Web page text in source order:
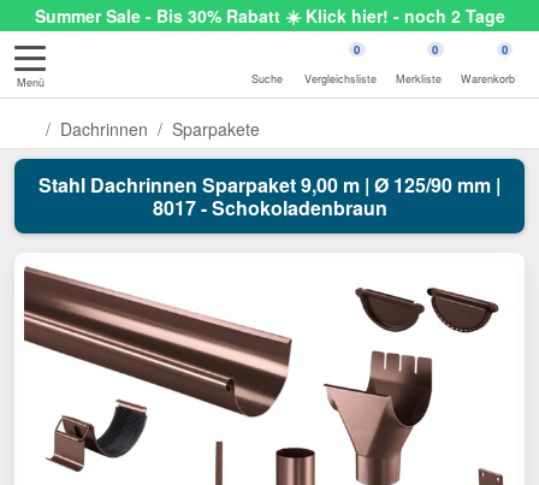
Summer Sale - Bis 30% Rabatt ☀️ Klick hier! - noch 2 Tage
Menü Suche
0
Vergleichsliste
0
Merkliste
0
Warenkorb
Dachrinnen Sparpakete
Stahl Dachrinnen Sparpaket 9,00 m | Ø 125/90 mm |
8017 - Schokoladenbraun